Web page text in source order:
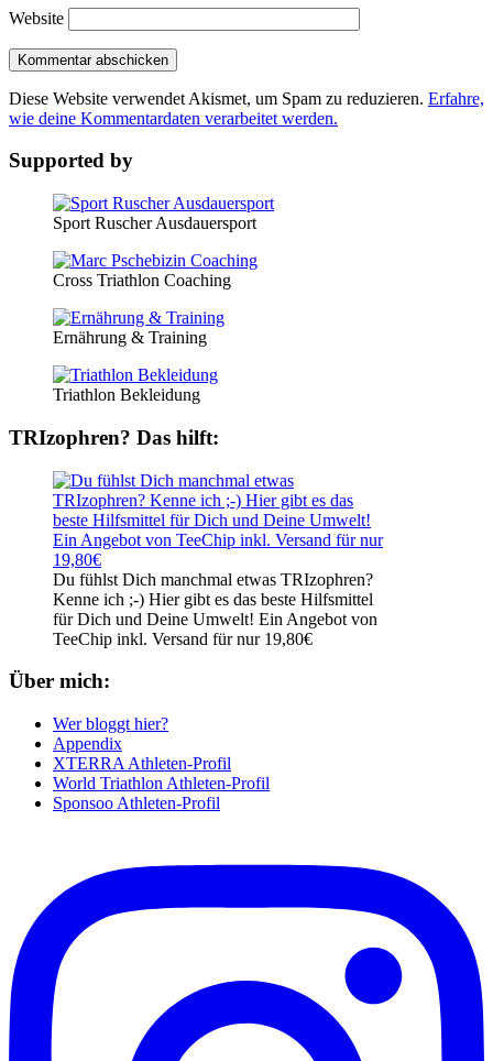
Website
Diese Website verwendet Akismet, um Spam zu reduzieren. Erfahre,
wie deine Kommentardaten verarbeitet werden.
Supported by
Sport Ruscher Ausdauersport
Cross Triathlon Coaching
Ernährung & Training
Triathlon Bekleidung
TRIzophren? Das hilft:
Du fühlst Dich manchmal etwas TRIzophren?
Kenne ich ;-) Hier gibt es das beste Hilfsmittel
für Dich und Deine Umwelt! Ein Angebot von
TeeChip inkl. Versand für nur 19,80€
Über mich:
Wer bloggt hier?
Appendix
XTERRA Athleten-Profil
World Triathlon Athleten-Profil
Sponsoo Athleten-Profil